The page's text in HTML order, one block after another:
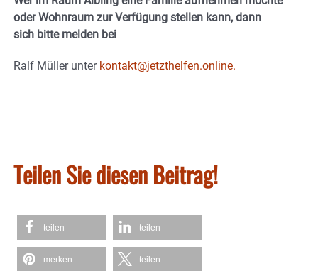
oder Wohnraum zur Verfügung stellen kann, dann
sich bitte melden bei
Ralf Müller unter kontakt@jetzthelfen.online.
Teilen Sie diesen Beitrag!
teilen teilen
merken teilen